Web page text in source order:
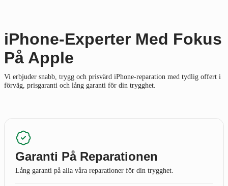
iPhone-Experter Med Fokus
På Apple
Vi erbjuder snabb, trygg och prisvärd iPhone-reparation med tydlig offert i
förväg, prisgaranti och lång garanti för din trygghet.
Garanti På Reparationen
Lång garanti på alla våra reparationer för din trygghet.